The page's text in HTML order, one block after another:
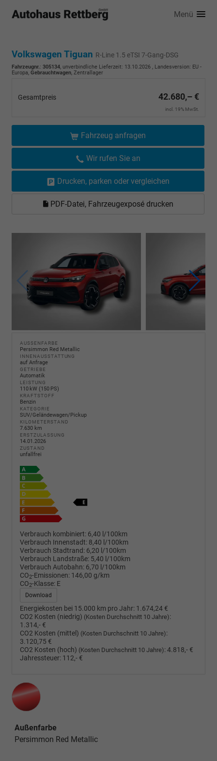
Menü
Volkswagen Tiguan R-Line 1.5 eTSI 7-Gang-DSG
Fahrzeugnr.: 305134, unverbindliche Lieferzeit: 13.10.2026 , Landesversion: EU -
Europa, Gebrauchtwagen, Zentrallager
Gesamtpreis 42.680,– €
incl. 19% MwSt.
Fahrzeug anfragen
Wir rufen Sie an
Drucken, parken oder vergleichen
PDF-Datei, Fahrzeugexposé drucken
AUSSENFARBE
Persimmon Red Metallic
INNENAUSSTATTUNG
auf Anfrage
GETRIEBE
Automatik
LEISTUNG
110 kW (150 PS)
KRAFTSTOFF
Benzin
KATEGORIE
SUV/Geländewagen/Pickup
KILOMETERSTAND
7.630 km
ERSTZULASSUNG
14.01.2026
ZUSTAND
unfallfrei
Verbrauch kombiniert: 6,40 l/100km
Verbrauch Innenstadt: 8,40 l/100km
Verbrauch Stadtrand: 6,20 l/100km
Verbrauch Landstraße: 5,40 l/100km
Verbrauch Autobahn: 6,70 l/100km
CO2-Emissionen: 146,00 g/km
CO2-Klasse: E
Download
Energiekosten bei 15.000 km pro Jahr: 1.674,24 €
CO2 Kosten (niedrig) (Kosten Durchschnitt 10 Jahre):
1.314,- €
CO2 Kosten (mittel) (Kosten Durchschnitt 10 Jahre):
3.120,75 €
CO2 Kosten (hoch) (Kosten Durchschnitt 10 Jahre):4.818,- €
Jahressteuer: 112,- €
Außenfarbe
Persimmon Red Metallic